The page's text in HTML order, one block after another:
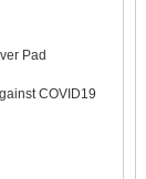
Pad
COVID19